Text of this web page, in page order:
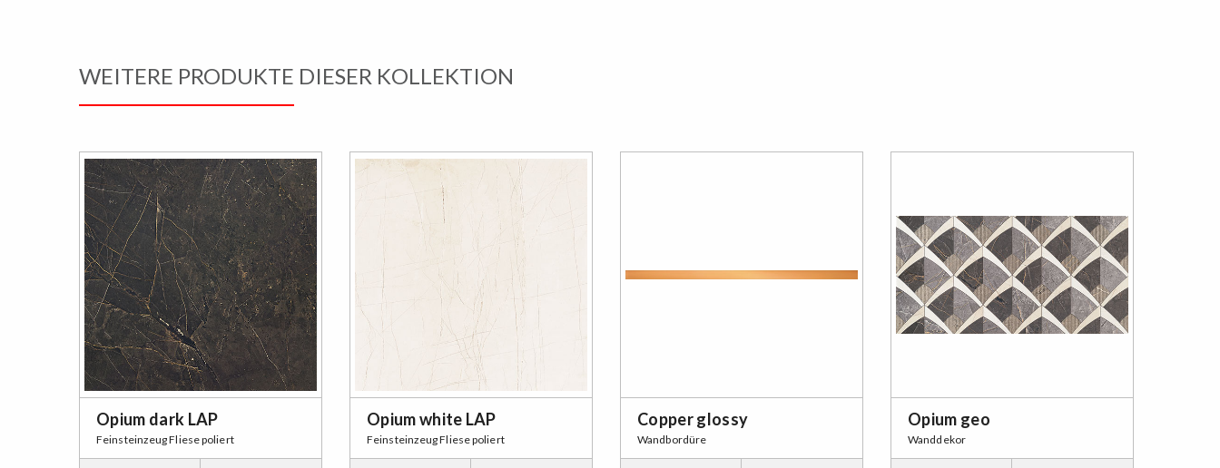
WEITERE PRODUKTE DIESER KOLLEKTION
Opium dark LAP
Feinsteinzeug Fliese poliert
Opium white LAP
Feinsteinzeug Fliese poliert
Copper glossy
Wandbordüre
Opium geo
Wanddekor